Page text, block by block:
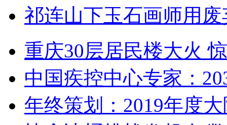
祁连山下玉石画师用
重庆30层居民楼大火
中国疾控中心专家：
年终策划：2019年度